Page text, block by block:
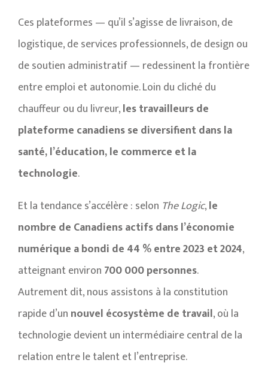
Ces plateformes — qu’il s’agisse de livraison, de
logistique, de services professionnels, de design ou
de soutien administratif — redessinent la frontière
entre emploi et autonomie. Loin du cliché du
chauffeur ou du livreur,les travailleurs de
plateforme canadiens se diversifient dans la
santé, l’éducation, le commerce et la
technologie.
Et la tendance s’accélère : selon The Logic,le
nombre de Canadiens actifs dans l’économie
numérique a bondi de 44 % entre 2023 et 2024,
atteignant environ 700 000 personnes.
Autrement dit, nous assistons à la constitution
rapide d’un nouvel écosystème de travail, où la
technologie devient un intermédiaire central de la
relation entre le talent et l’entreprise.